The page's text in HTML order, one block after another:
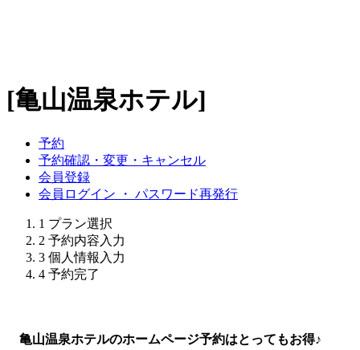
[亀山温泉ホテル]
予約
予約確認・変更・キャンセル
会員登録
会員ログイン ・ パスワード再発行
1 プラン選択
2 予約内容入力
3 個人情報入力
4 予約完了
亀山温泉ホテルのホームページ予約はとってもお得♪